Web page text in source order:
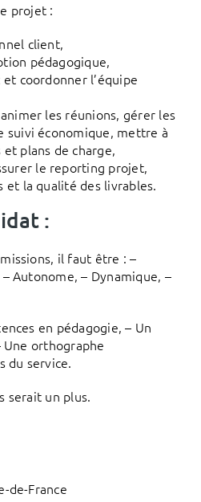
projet :
client,
pédagogique,
coordonner l’équipe
les réunions, gérer les
suivi économique, mettre à
plans de charge,
le reporting projet,
et la qualité des livrables.
:
il faut être : –
Autonome, – Dynamique, –
en pédagogie, – Un
orthographe
du service.
serait un plus.
de-France